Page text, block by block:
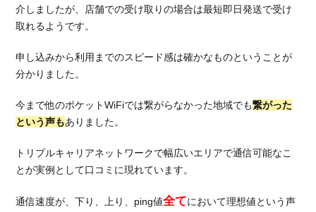
介しましたが、店舗での受け取りの場合は最短即日発送で受け
取れるようです。
申し込みから利用までのスピード感は確かなものということが
分かりました。
今まで他のポケットWiFiでは繋がらなかった地域でも繋がった
という声もありました。
トリプルキャリアネットワークで幅広いエリアで通信可能なこ
とが実例として口コミに現れています。
通信速度が、下り、上り、ping値全てにおいて理想値という声